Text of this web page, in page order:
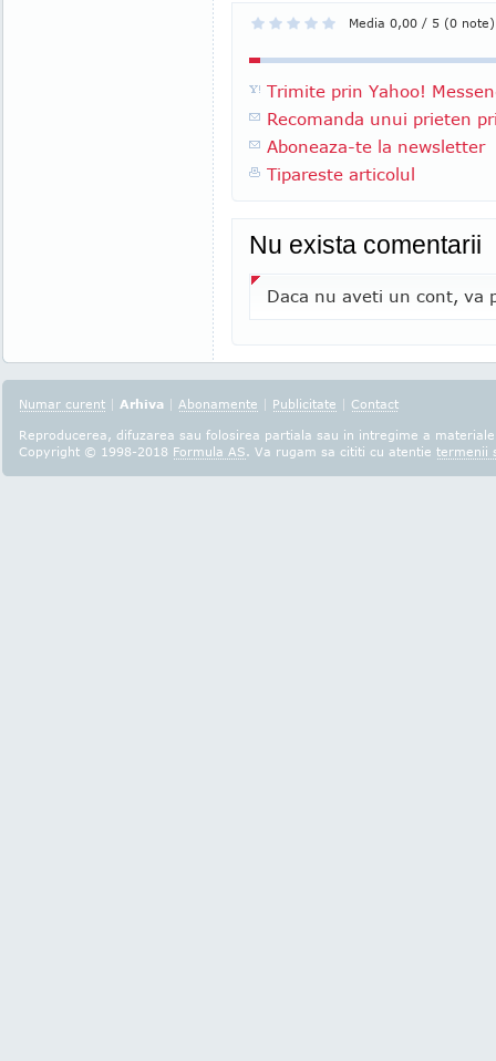
Media 0,00 / 5 (0 note)
Trimite prin Yahoo!
Recomanda unui prieten
Aboneaza-te la newsletter
Tipareste articolul
Nu exista comentarii
Daca nu aveti un cont, va
Numar curent | Arhiva | Abonamente | Publicitate | Contact
Reproducerea, difuzarea sau folosirea partiala sau in intregime a
Copyright © 1998-2018 Formula AS. Va rugam sa cititi cu atentie termenii